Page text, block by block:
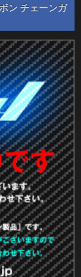
ン チェーンガ